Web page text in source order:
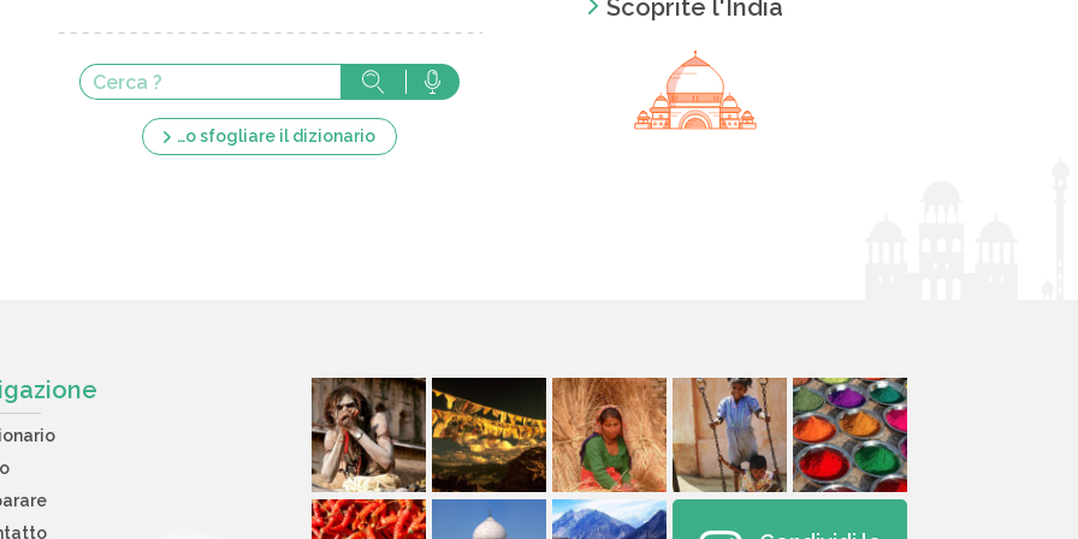
…o sfogliare il dizionario
Scoprite l'India